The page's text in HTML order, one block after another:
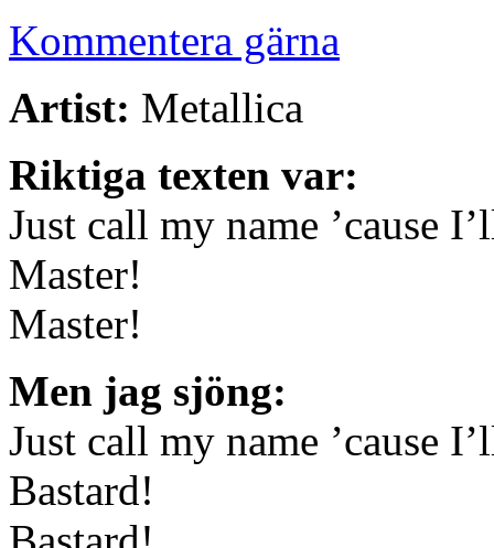
Kommentera gärna
Artist: Metallica
Riktiga texten var:
Just call my name ’cause
Master!
Master!
Men jag sjöng:
Just call my name ’cause
Bastard!